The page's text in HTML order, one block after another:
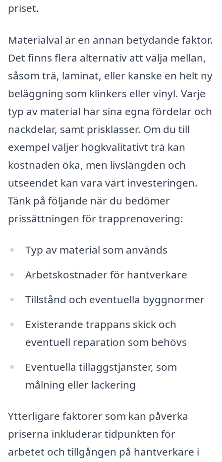
priset.
Materialval är en annan betydande faktor.
Det finns flera alternativ att välja mellan,
såsom trä, laminat, eller kanske en helt ny
beläggning som klinkers eller vinyl. Varje
typ av material har sina egna fördelar och
nackdelar, samt prisklasser. Om du till
exempel väljer högkvalitativt trä kan
kostnaden öka, men livslängden och
utseendet kan vara värt investeringen.
Tänk på följande när du bedömer
prissättningen för trapprenovering:
Typ av material som används
Arbetskostnader för hantverkare
Tillstånd och eventuella byggnormer
Existerande trappans skick och
eventuell reparation som behövs
Eventuella tilläggstjänster, som
målning eller lackering
Ytterligare faktorer som kan påverka
priserna inkluderar tidpunkten för
arbetet och tillgången på hantverkare i